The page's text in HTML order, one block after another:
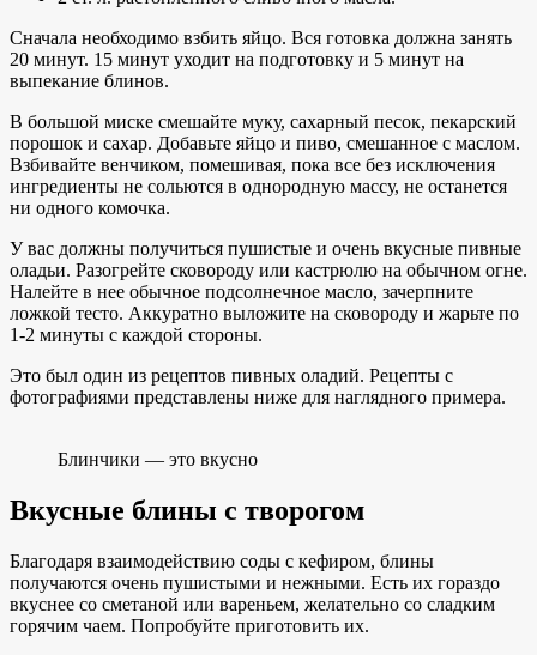
Сначала необходимо взбить яйцо. Вся готовка должна занять
20 минут. 15 минут уходит на подготовку и 5 минут на
выпекание блинов.
В большой миске смешайте муку, сахарный песок, пекарский
порошок и сахар. Добавьте яйцо и пиво, смешанное с маслом.
Взбивайте венчиком, помешивая, пока все без исключения
ингредиенты не сольются в однородную массу, не останется
ни одного комочка.
У вас должны получиться пушистые и очень вкусные пивные
оладьи. Разогрейте сковороду или кастрюлю на обычном огне.
Налейте в нее обычное подсолнечное масло, зачерпните
ложкой тесто. Аккуратно выложите на сковороду и жарьте по
1-2 минуты с каждой стороны.
Это был один из рецептов пивных оладий. Рецепты с
фотографиями представлены ниже для наглядного примера.
Блинчики — это вкусно
Вкусные блины с творогом
Благодаря взаимодействию соды с кефиром, блины
получаются очень пушистыми и нежными. Есть их гораздо
вкуснее со сметаной или вареньем, желательно со сладким
горячим чаем. Попробуйте приготовить их.